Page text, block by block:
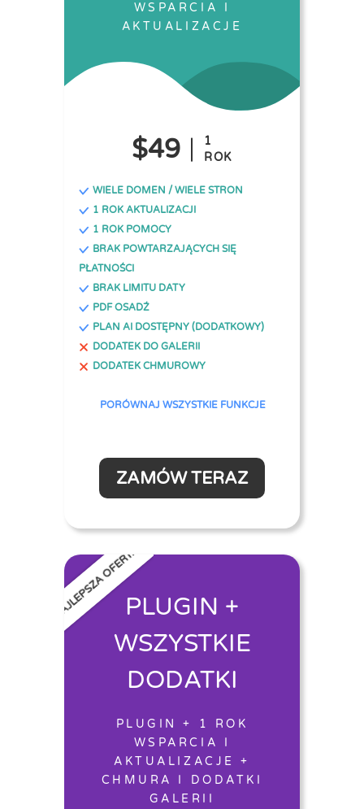
WSPARCIA I
AKTUALIZACJE
$49
1
ROK
WIELE DOMEN / WIELE STRON
1 ROK AKTUALIZACJI
1 ROK POMOCY
BRAK POWTARZAJĄCYCH SIĘ
PŁATNOŚCI
BRAK LIMITU DATY
PDF OSADŹ
PLAN AI DOSTĘPNY (DODATKOWY)
DODATEK DO GALERII
DODATEK CHMUROWY
PORÓWNAJ WSZYSTKIE FUNKCJE
ZAMÓW TERAZ
NAJLEPSZA OFERTAPLUGIN +
WSZYSTKIE
DODATKI
PLUGIN + 1 ROK
WSPARCIA I
AKTUALIZACJE +
CHMURA I DODATKI
GALERII